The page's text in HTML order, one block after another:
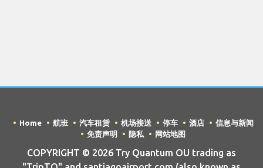
Home 航班 汽车租赁 机场接送 停车 酒店
信息与新闻
免责声明
隐私 网站地图
COPYRIGHT © 2026 Try Quantum OU trading as